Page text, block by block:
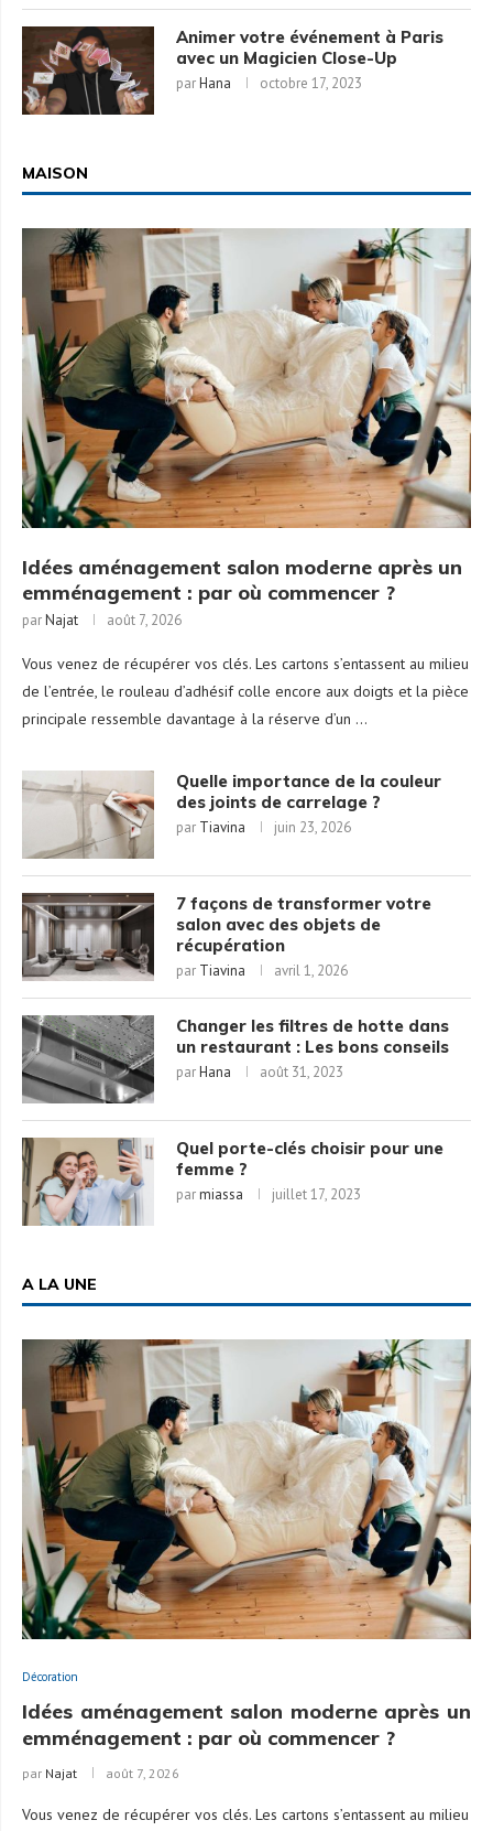
Animer votre événement à Paris
avec un Magicien Close-Up
parHana octobre 17, 2023
MAISON
Idées aménagement salon moderne après un
emménagement : par où commencer ?
parNajat août 7, 2026
Vous venez de récupérer vos clés. Les cartons s’entassent au milieu
de l’entrée, le rouleau d’adhésif colle encore aux doigts et la pièce
principale ressemble davantage à la réserve d’un …
Quelle importance de la couleur
des joints de carrelage ?
par Tiavina juin 23, 2026
7 façons de transformer votre
salon avec des objets de
récupération
par Tiavina avril 1, 2026
Changer les filtres de hotte dans
un restaurant : Les bons conseils
parHana août 31, 2023
Quel porte-clés choisir pour une
femme ?
parmiassa juillet 17, 2023
A LA UNE
Décoration
Idées aménagement salon moderne après un
emménagement : par où commencer ?
par Najat août 7, 2026
Vous venez de récupérer vos clés. Les cartons s’entassent au milieu